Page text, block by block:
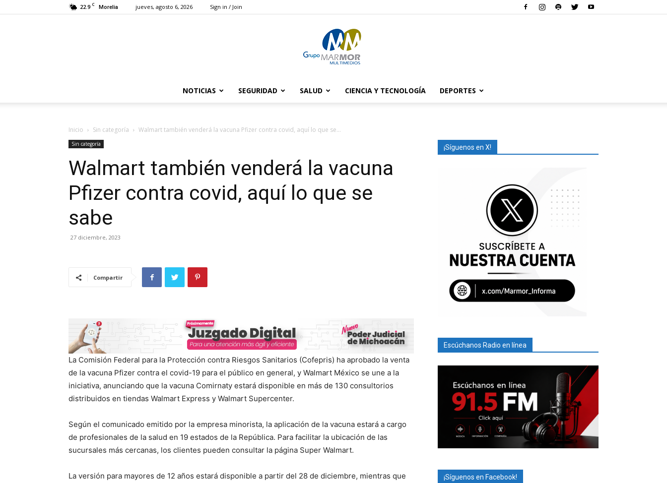
22.9 C Morelia jueves, agosto 6, 2026 Sign in / Join
Marmor
NOTICIAS SEGURIDAD SALUD CIENCIA Y TECNOLOGÍA DEPORTES
Inicio Sin categoría Walmart también venderá la vacuna Pfizer contra covid, aquí lo que se...
Sin categoría
Walmart también venderá la vacuna
Pfizer contra covid, aquí lo que se
sabe
27 diciembre, 2023
Compartir
La Comisión Federal para la Protección contra Riesgos Sanitarios (Cofepris) ha aprobado la venta
de la vacuna Pfizer contra el covid-19 para el público en general, y Walmart México se une a la
iniciativa, anunciando que la vacuna Comirnaty estará disponible en más de 130 consultorios
distribuidos en tiendas Walmart Express y Walmart Supercenter.
Según el comunicado emitido por la empresa minorista, la aplicación de la vacuna estará a cargo
de profesionales de la salud en 19 estados de la República. Para facilitar la ubicación de las
sucursales más cercanas, los clientes pueden consultar la página Super Walmart.
La versión para mayores de 12 años estará disponible a partir del 28 de diciembre, mientras que
¡Síguenos en X!
Escúchanos Radio en línea
¡Síguenos en Facebook!